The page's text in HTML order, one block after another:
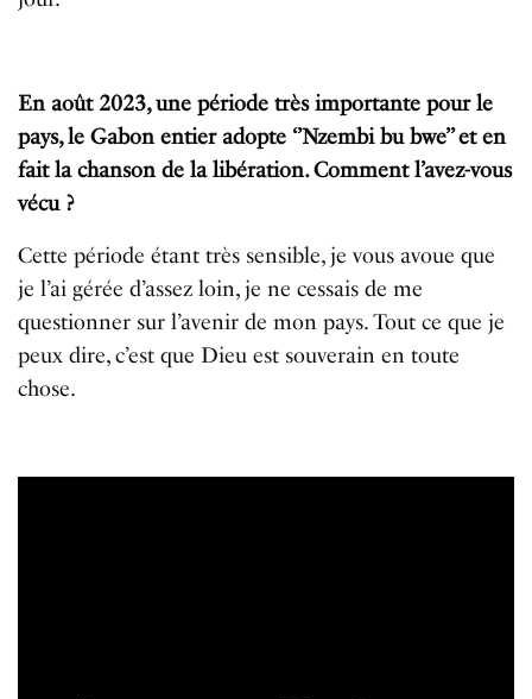
En août 2023, une période très importante pour le
pays, le Gabon entier adopte ‘’Nzembi bu bwe’’ et en
fait la chanson de la libération. Comment l’avez-vous
vécu ?
Cette période étant très sensible, je vous avoue que
je l’ai gérée d’assez loin, je ne cessais de me
questionner sur l’avenir de mon pays. Tout ce que je
peux dire, c’est que Dieu est souverain en toute
chose.